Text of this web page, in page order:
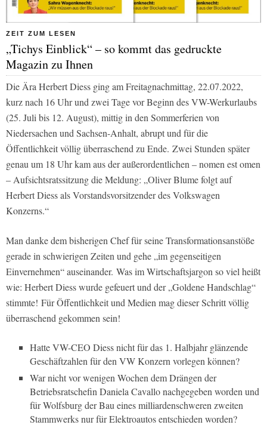
ZEIT ZUM LESEN
„Tichys Einblick“ – so kommt das gedruckte
Magazin zu Ihnen
Die Ära Herbert Diess ging am Freitagnachmittag, 22.07.2022,
kurz nach 16 Uhr und zwei Tage vor Beginn des VW-Werkurlaubs
(25. Juli bis 12. August), mittig in den Sommerferien von
Niedersachen und Sachsen-Anhalt, abrupt und für die
Öffentlichkeit völlig überraschend zu Ende. Zwei Stunden später
genau um 18 Uhr kam aus der außerordentlichen – nomen est omen
– Aufsichtsratssitzung die Meldung: „Oliver Blume folgt auf
Herbert Diess als Vorstandsvorsitzender des Volkswagen
Konzerns.“
Man danke dem bisherigen Chef für seine Transformationsanstöße
gerade in schwierigen Zeiten und gehe „im gegenseitigen
Einvernehmen“ auseinander. Was im Wirtschaftsjargon so viel heißt
wie: Herbert Diess wurde gefeuert und der „Goldene Handschlag“
stimmte! Für Öffentlichkeit und Medien mag dieser Schritt völlig
überraschend gekommen sein!
Hatte VW-CEO Diess nicht für das 1. Halbjahr glänzende
Geschäftzahlen für den VW Konzern vorlegen können?
War nicht vor wenigen Wochen dem Drängen der
Betriebsratschefin Daniela Cavallo nachgegeben worden und
für Wolfsburg der Bau eines milliardenschweren zweiten
Stammwerks nur für Elektroautos entschieden worden?